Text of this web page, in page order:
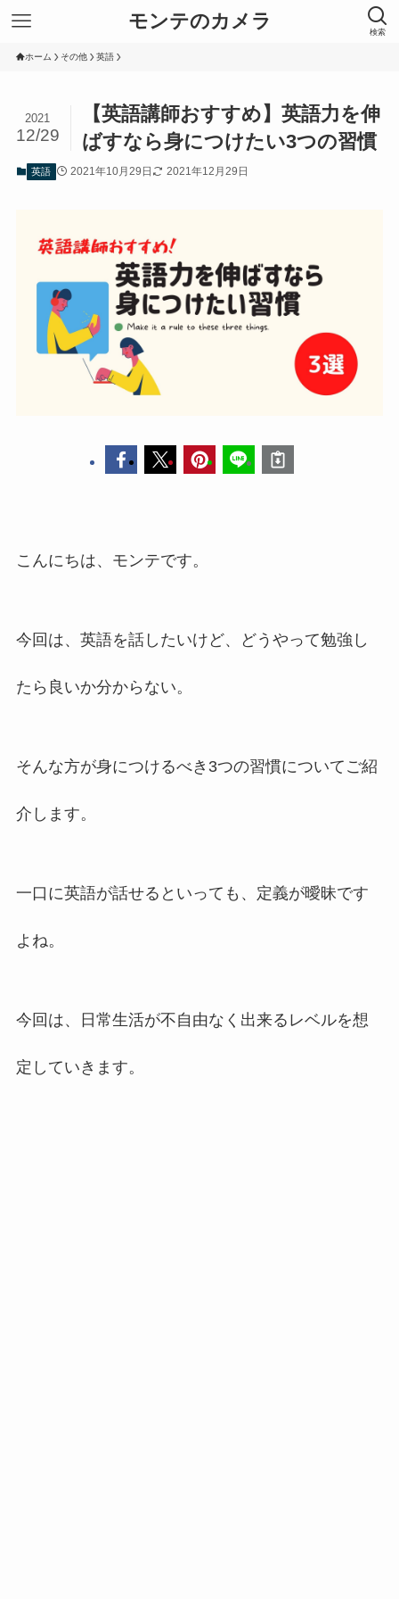
モンテのカメラ 検索
ホーム その他 英語
【英語講師おすすめ】英語力を伸
ばすなら身につけたい3つの習慣
2021
12/29
英語 2021年10月29日 2021年12月29日
こんにちは、モンテです。
今回は、英語を話したいけど、どうやって勉強し
たら良いか分からない。
そんな方が身につけるべき3つの習慣についてご紹
介します。
一口に英語が話せるといっても、定義が曖昧です
よね。
今回は、日常生活が不自由なく出来るレベルを想
定していきます。